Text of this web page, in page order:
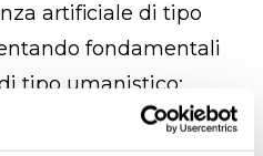
artificiale di tipo
fondamentali
tipo umanistico: